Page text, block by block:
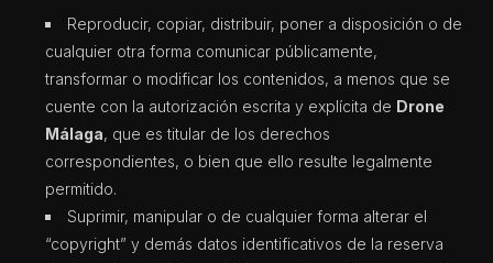
Reproducir, copiar, distribuir, poner a disposición o de
cualquier otra forma comunicar públicamente,
transformar o modificar los contenidos, a menos que se
cuente con la autorización escrita y explícita de Drone
Málaga, que es titular de los derechos
correspondientes, o bien que ello resulte legalmente
permitido.
Suprimir, manipular o de cualquier forma alterar el
“copyright” y demás datos identificativos de la reserva